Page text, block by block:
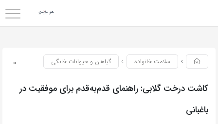
0 سلامت خانواده گیاهان و حیوانات خانگی
کاشت درخت گلابی: راهنمای قدم‌به‌قدم برای موفقیت در
باغبانی